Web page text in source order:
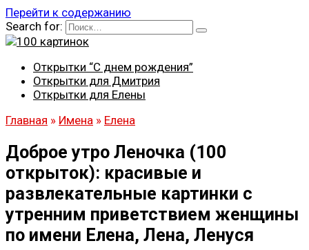
Перейти к содержанию
Search for:
Открытки “С днем рождения”
Открытки для Дмитрия
Открытки для Елены
Главная » Имена » Елена
Доброе утро Леночка (100
открыток): красивые и
развлекательные картинки с
утренним приветствием женщины
по имени Елена, Лена, Ленуся